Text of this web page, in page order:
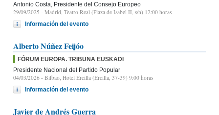
Antonio Costa, Presidente del Consejo Europeo
29/09/2025 - Madrid, Teatro Real (Plaza de Isabel II, s/n) 12:00 horas
Información del evento
Alberto Núñez Feijóo
FÓRUM EUROPA. TRIBUNA EUSKADI
Presidente Nacional del Partido Popular
04/03/2026 - Bilbao, Hotel Ercilla (Ercilla, 37-39) 9:00 horas
Información del evento
Javier de Andrés Guerra